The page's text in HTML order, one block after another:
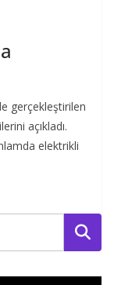
gerçekleştirilen
açıkladı.
elektrikli
Ara